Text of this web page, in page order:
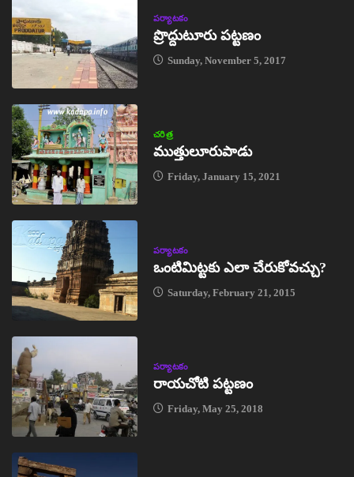
పర్యాటకం
ప్రొద్దుటూరు పట్టణం
Sunday, November 5, 2017
చరిత్ర
ముత్తులూరుపాడు
Friday, January 15, 2021
పర్యాటకం
ఒంటిమిట్టకు ఎలా చేరుకోవచ్చు?
Saturday, February 21, 2015
పర్యాటకం
రాయచోటి పట్టణం
Friday, May 25, 2018